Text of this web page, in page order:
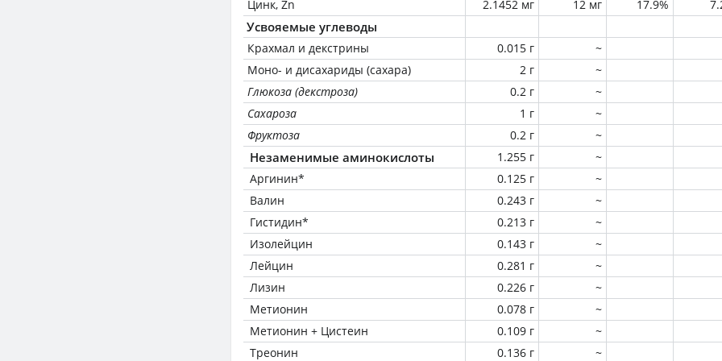
Цинк, Zn
2.1452 мг 12 мг 17.9%
Усвояемые углеводы
Крахмал и декстрины 0.015 г
~
Моно- и дисахариды (сахара)
2 г
~
Глюкоза (декстроза)
0.2 г
~
Сахароза
1 г
~
Фруктоза
0.2 г ~
Незаменимые аминокислоты 1.255 г
~
Аргинин*
0.125 г
~
Валин
0.243 г
~
Гистидин*
0.213 г
~
Изолейцин
0.143 г
~
Лейцин
0.281 г
~
Лизин
0.226 г
~
Метионин
0.078 г
~
Метионин + Цистеин
0.109 г
~
Треонин
0.136 г ~